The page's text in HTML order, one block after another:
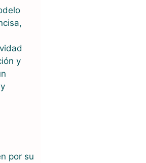
y
por su